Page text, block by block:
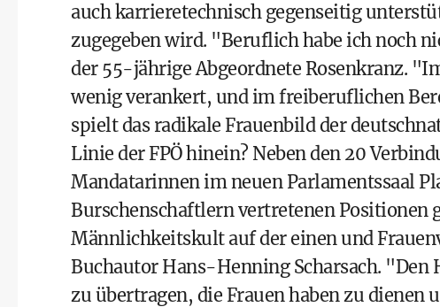
auch karrieretechnisch gegenseitig
zugegeben wird. "Beruflich habe ich noch
der 55-jährige Abgeordnete Rosenkranz.
wenig verankert, und im freiberuflichen
spielt das radikale Frauenbild der
Linie der FPÖ hinein? Neben den 20
Mandatarinnen im neuen Parlamentssaal
Burschenschaftlern vertretenen
Männlichkeitskult auf der einen und
Buchautor Hans-Henning Scharsach. "Den
zu übertragen, die Frauen haben zu